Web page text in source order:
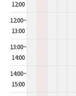
12:00
12:00~
13:00
13:00~
14:00
14:00~
15:00